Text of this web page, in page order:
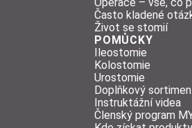
Často kladené
Život se stomií
POMŮCKY
Ileostomie
Kolostomie
Urostomie
Doplňkový
Instruktážní videa
Členský program